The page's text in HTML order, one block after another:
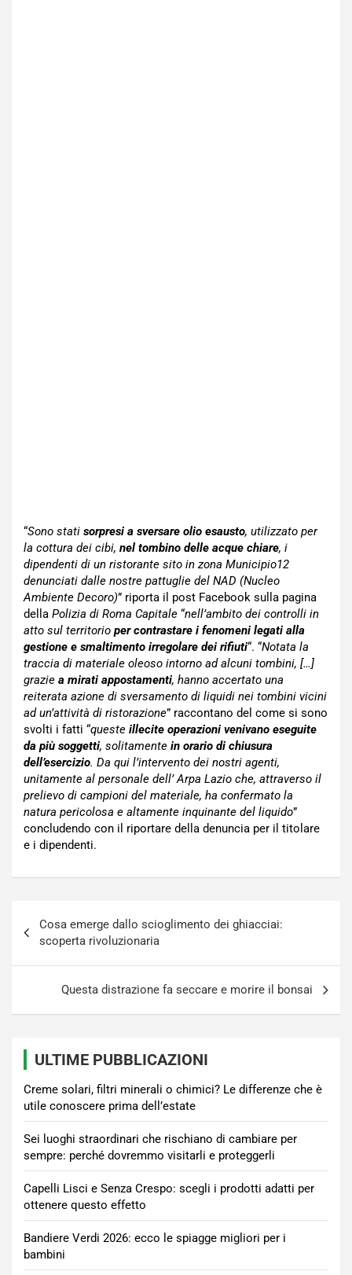
“Sono stati sorpresi a sversare olio esausto, utilizzato per
la cottura dei cibi, nel tombino delle acque chiare, i
dipendenti di un ristorante sito in zona Municipio12
denunciati dalle nostre pattuglie del NAD (Nucleo
Ambiente Decoro)” riporta il post Facebook sulla pagina
della Polizia di Roma Capitale “nell’ambito dei controlli in
atto sul territorio per contrastare i fenomeni legati alla
gestione e smaltimento irregolare dei rifiuti“. “Notata la
traccia di materiale oleoso intorno ad alcuni tombini, […]
grazie a mirati appostamenti, hanno accertato una
reiterata azione di sversamento di liquidi nei tombini vicini
ad un’attività di ristorazione” raccontano del come si sono
svolti i fatti “queste illecite operazioni venivano eseguite
da più soggetti, solitamente in orario di chiusura
dell’esercizio. Da qui l’intervento dei nostri agenti,
unitamente al personale dell’ Arpa Lazio che, attraverso il
prelievo di campioni del materiale, ha confermato la
natura pericolosa e altamente inquinante del liquido”
concludendo con il riportare della denuncia per il titolare
e i dipendenti.
articoli
Cosa emerge dallo scioglimento dei ghiacciai:
scoperta rivoluzionaria
Questa distrazione fa seccare e morire il bonsai
ULTIME PUBBLICAZIONI
Creme solari, filtri minerali o chimici? Le differenze che è
utile conoscere prima dell’estate
Sei luoghi straordinari che rischiano di cambiare per
sempre: perché dovremmo visitarli e proteggerli
Capelli Lisci e Senza Crespo: scegli i prodotti adatti per
ottenere questo effetto
Bandiere Verdi 2026: ecco le spiagge migliori per i
bambini